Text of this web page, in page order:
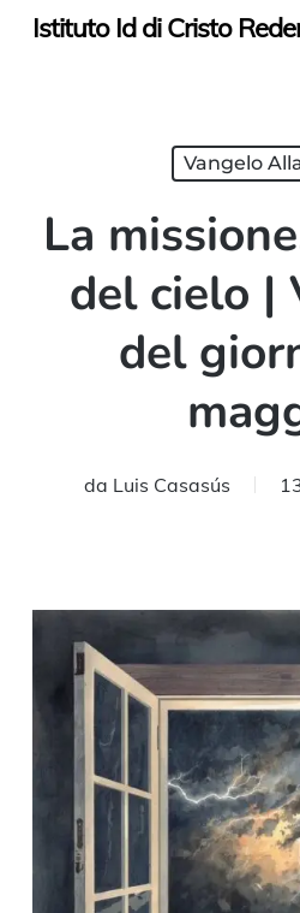
SkipIstituto Id di Cristo
Vangelo
La
del cielo |
del
da Luis Casasús